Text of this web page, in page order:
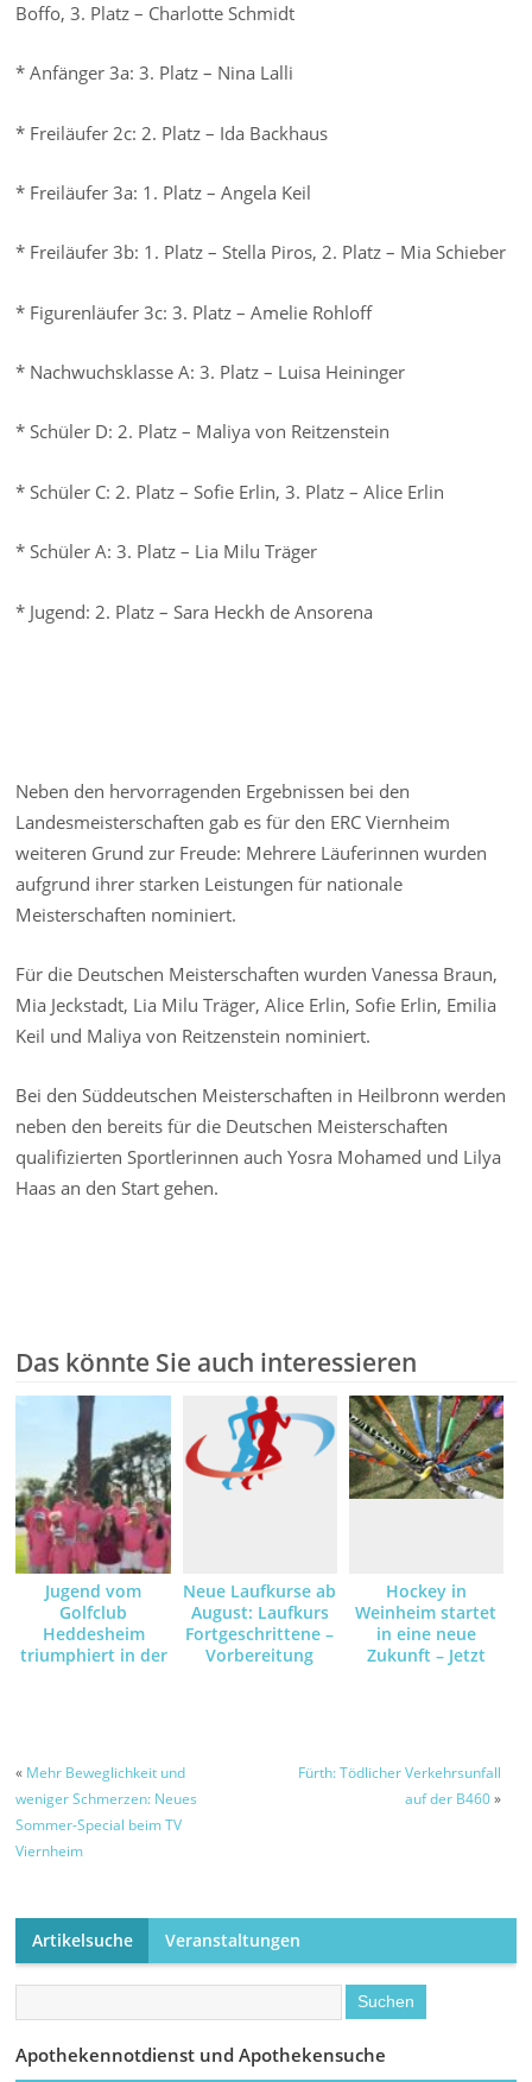
Boffo, 3. Platz – Charlotte Schmidt
* Anfänger 3a: 3. Platz – Nina Lalli
* Freiläufer 2c: 2. Platz – Ida Backhaus
* Freiläufer 3a: 1. Platz – Angela Keil
* Freiläufer 3b: 1. Platz – Stella Piros, 2. Platz – Mia Schieber
* Figurenläufer 3c: 3. Platz – Amelie Rohloff
* Nachwuchsklasse A: 3. Platz – Luisa Heininger
* Schüler D: 2. Platz – Maliya von Reitzenstein
* Schüler C: 2. Platz – Sofie Erlin, 3. Platz – Alice Erlin
* Schüler A: 3. Platz – Lia Milu Träger
* Jugend: 2. Platz – Sara Heckh de Ansorena
Neben den hervorragenden Ergebnissen bei den
Landesmeisterschaften gab es für den ERC Viernheim
weiteren Grund zur Freude: Mehrere Läuferinnen wurden
aufgrund ihrer starken Leistungen für nationale
Meisterschaften nominiert.
Für die Deutschen Meisterschaften wurden Vanessa Braun,
Mia Jeckstadt, Lia Milu Träger, Alice Erlin, Sofie Erlin, Emilia
Keil und Maliya von Reitzenstein nominiert.
Bei den Süddeutschen Meisterschaften in Heilbronn werden
neben den bereits für die Deutschen Meisterschaften
qualifizierten Sportlerinnen auch Yosra Mohamed und Lilya
Haas an den Start gehen.
Das könnte Sie auch interessieren
Jugend vom
Golfclub
Heddesheim
triumphiert in der
Baden-
Württembergische
Finale im GC
Haghof
Neue Laufkurse ab
August: Laufkurs
Fortgeschrittene –
Vorbereitung
Hockey in
Weinheim startet
in eine neue
Zukunft – Jetzt
« Mehr Beweglichkeit und
weniger Schmerzen: Neues
Sommer-Special beim TV
Viernheim
Fürth: Tödlicher Verkehrsunfall
auf der B460»
Artikelsuche Veranstaltungen
Apothekennotdienst und Apothekensuche